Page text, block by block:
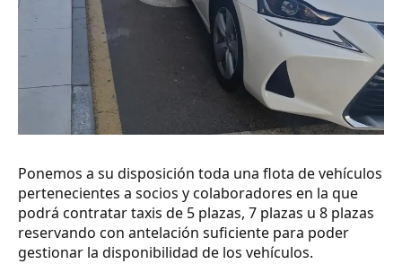
Ponemos a su disposición toda una flota de vehículos
pertenecientes a socios y colaboradores en la que
podrá contratar taxis de 5 plazas, 7 plazas u 8 plazas
reservando con antelación suficiente para poder
gestionar la disponibilidad de los vehículos.